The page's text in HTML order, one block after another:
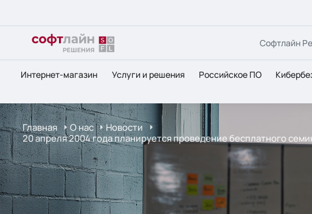
Софтлайн
Интернет-магазин Услуги и решения Российское ПО
Главная О нас
Новости
20 апреля 2004 года планируется проведение бесплатного